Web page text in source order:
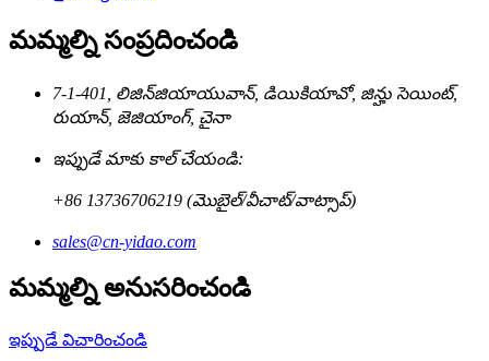
మమ్మల్ని సంప్రదించండి
7-1-401, లిజిన్‌జియాయువాన్, డియికియావో, జిన్హు సెయింట్,
రుయాన్, జెజియాంగ్, చైనా
ఇప్పుడే మాకు కాల్ చేయండి:
+86 13736706219 (మొబైల్/వీచాట్/వాట్సాప్)
sales@cn-yidao.com
మమ్మల్ని అనుసరించండి
ఇప్పుడే విచారించండి